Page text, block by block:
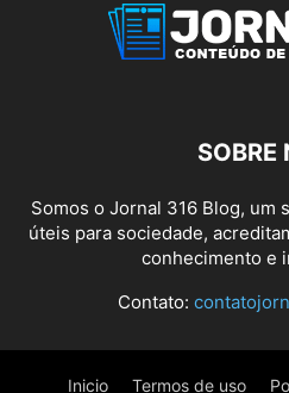
SOBRE
Somos o Jornal 316 Blog, um
úteis para sociedade,
conhecimento e
Contato:
Inicio Termos de uso